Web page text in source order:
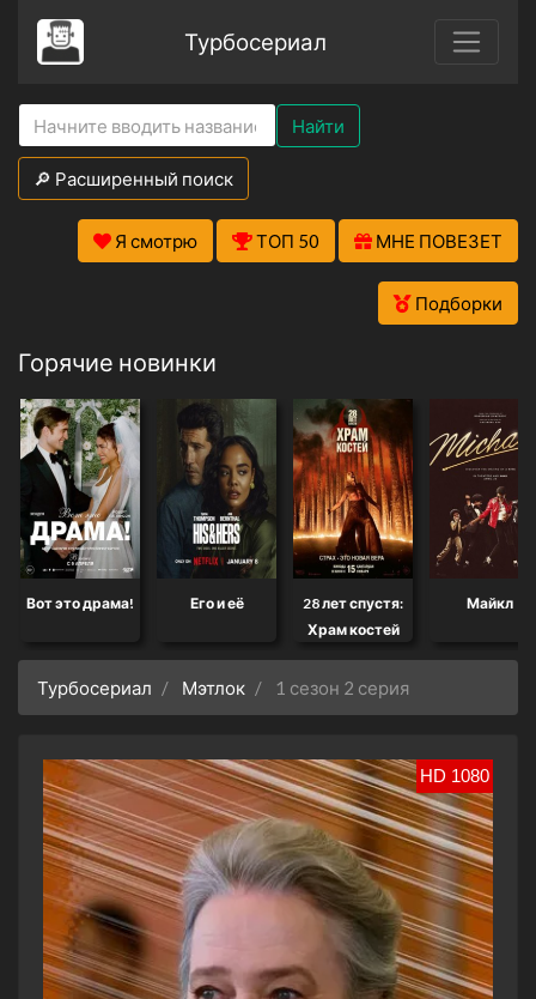
Турбосериал
Найти
🔎 Расширенный поиск
Я смотрю ТОП 50 МНЕ ПОВЕЗЕТ
Подборки
Горячие новинки
Вот это драма! Его и её
28 лет спустя:
Храм костей
Майкл
Турбосериал Мэтлок 1 сезон 2 серия
HD 1080